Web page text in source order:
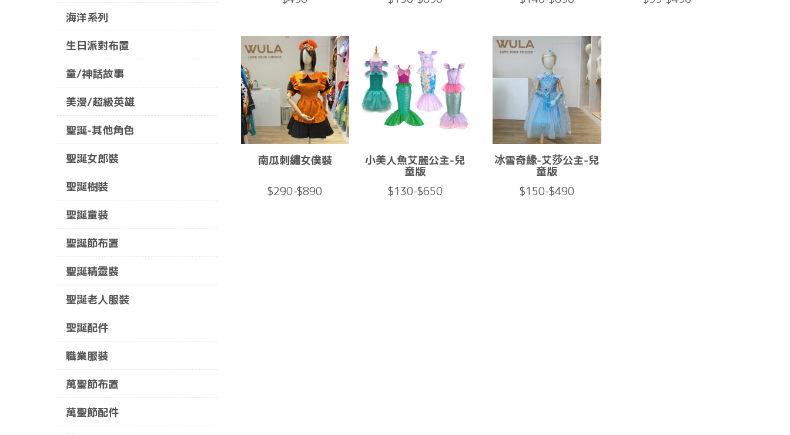
海洋系列
生日派對布置
童/神話故事
美漫/超級英雄
聖誕-其他角色
聖誕女郎裝
聖誕樹裝
聖誕童裝
聖誕節布置
聖誕精靈裝
聖誕老人服裝
聖誕配件
職業服裝
萬聖節布置
萬聖節配件
南瓜刺繡女僕裝
$290-$890
小美人魚艾麗公主-兒
童版
$130-$650
冰雪奇緣-艾莎公主-兒
童版
$150-$490